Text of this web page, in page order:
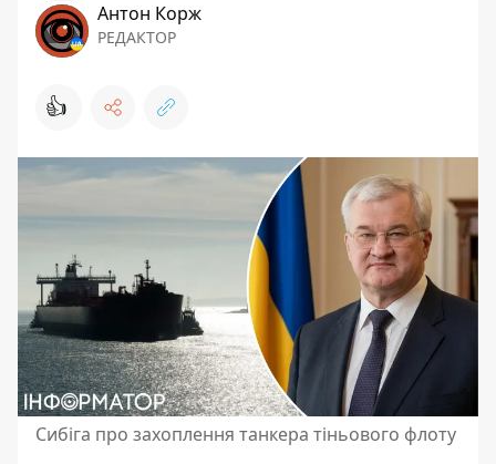
Антон Корж
РЕДАКТОР
👍
Сибіга про захоплення танкера тіньового флоту